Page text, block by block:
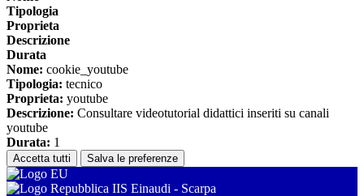
Tipologia
Proprieta
Descrizione
Durata
Nome: cookie_youtube
Tipologia: tecnico
Proprieta: youtube
Descrizione: Consultare videotutorial didattici inseriti su canali
youtube
Durata: 1
Accetta tutti Salva le preferenze
IIS Einaudi - Scarpa